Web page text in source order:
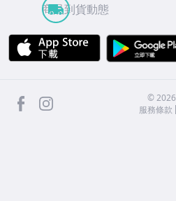
商品到貨動態
APP Store
facebook ©2026
服務條款